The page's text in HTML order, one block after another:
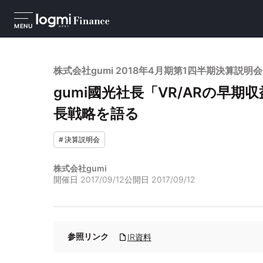
MENU
株式会社gumi 2018年4月期第1四半期決算説明会
gumi國光社長「VR/ARの早期
長戦略を語る
#決算説明会
株式会社gumi
開催日 2017/09/12公開日 2017/09/12
参照リンク IR資料